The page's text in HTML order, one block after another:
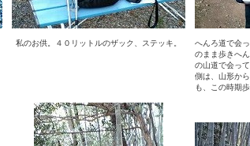
私のお供。４０リットルのザック、ステッキ。
へんろ道で会
のまま歩きへ
の山道で会っ
側は、山形か
も、この時期